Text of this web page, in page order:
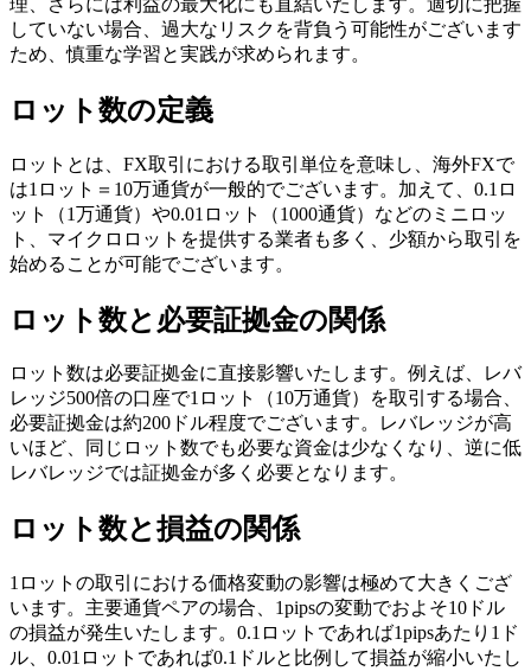
していない場合、過大なリスクを背負う可能性がございます
ため、慎重な学習と実践が求められます。
ロット数の定義
ロットとは、FX取引における取引単位を意味し、海外FXで
は1ロット＝10万通貨が一般的でございます。加えて、0.1ロ
ット（1万通貨）や0.01ロット（1000通貨）などのミニロッ
ト、マイクロロットを提供する業者も多く、少額から取引を
始めることが可能でございます。
ロット数と必要証拠金の関係
ロット数は必要証拠金に直接影響いたします。例えば、レバ
レッジ500倍の口座で1ロット（10万通貨）を取引する場合、
必要証拠金は約200ドル程度でございます。レバレッジが高
いほど、同じロット数でも必要な資金は少なくなり、逆に低
レバレッジでは証拠金が多く必要となります。
ロット数と損益の関係
1ロットの取引における価格変動の影響は極めて大きくござ
います。主要通貨ペアの場合、1pipsの変動でおよそ10ドル
の損益が発生いたします。0.1ロットであれば1pipsあたり1ド
ル、0.01ロットであれば0.1ドルと比例して損益が縮小いたし